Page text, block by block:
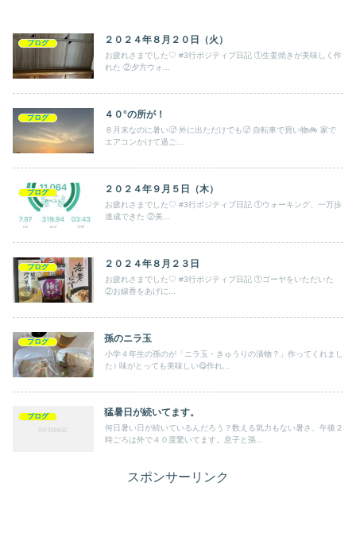
ブログ ２０２４年８月２０日（火）
お疲れさまでした♡ #3行ポジティブ日記 ①生姜焼きが美味しく作
れた ②夕方ウォ...
ブログ ４０°の所が！
８月末なのに暑い🥵 外に出ただけでも🥵 自転車で買い物🚲 家で
エアコンかけて過ご...
ブログ ２０２４年９月５日（木）
お疲れさまでした♡ #3行ポジティブ日記 ①ウォーキング、一万歩
達成できた ②美...
ブログ ２０２４年８月２３日
お疲れさまでした♡ #3行ポジティブ日記 ①ゴーヤをいただいた
②お線香をあげに...
ブログ 孫のニラ玉
小学４年生の孫のが「ニラ玉・きゅうりの漬物？」作ってくれまし
た♪ 味がとっても美味しい😋作れ...
ブログ 猛暑日が続いてます。
何日暑い日が続いているんだろう？数える気力もない暑さ、午後２
時ごろは外で４０度驚いてます。息子と孫...
スポンサーリンク